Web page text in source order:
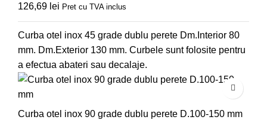
126,69 lei Pret cu TVA inclus
Curba otel inox 45 grade dublu perete Dm.Interior 80
mm. Dm.Exterior 130 mm. Curbele sunt folosite pentru
a efectua abateri sau decalaje.
Curba otel inox 90 grade dublu perete D.100-150 mm